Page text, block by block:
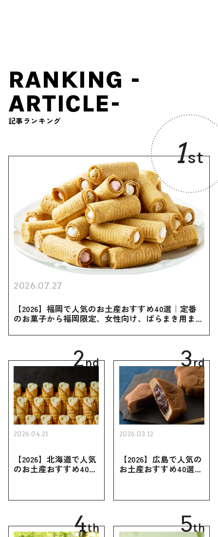
RANKING -
ARTICLE-
記事ランキング
1st
2026.07.27
【2026】福岡で人気のお土産おすすめ40選｜定番
のお菓子から福岡限定、女性向け、ばらまき用まで
2nd
2026.04.21
【2026】北海道で人気
のお土産おすすめ40選
買えない限定品、女性
3rd
2026.03.12
【2026】広島で人気の
お土産おすすめ40選｜
き用、女性向けまで幅
4th 5th